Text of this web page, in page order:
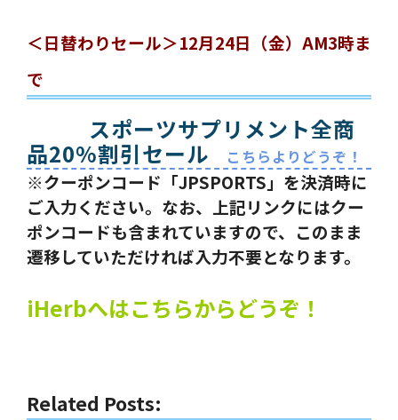
＜日替わりセール＞12月24日（金）AM3時ま
で
スポーツサプリメント全商
品20%割引セール
こちらよりどうぞ！
※クーポンコード「JPSPORTS」を決済時に
ご入力ください。なお、上記リンクにはクー
ポンコードも含まれていますので、このまま
遷移していただければ入力不要となります。
iHerbへはこちらからどうぞ！
Related Posts: